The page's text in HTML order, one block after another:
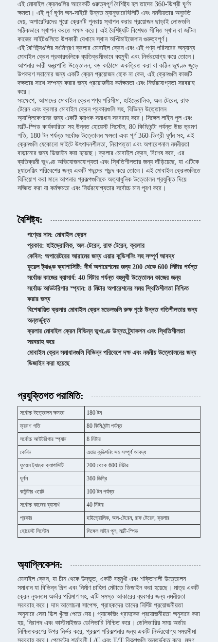
এই মোবাইল ক্রেনগুলির আরেকটি গুরুত্বপূর্ণ বৈশিষ্ট্য হল তাদের 360-ডিগ্রী ঘূর্ণন
ক্ষমতা। এই পূর্ণ ঘূর্ণন অন-সাইটে উন্নত ম্যানুভারেবিলিটি এবং নমনীয়তার অনুমতি
দেয়, অপারেটরদের পুরো ক্রেনটি পুনরায় স্থাপন করার প্রয়োজন ছাড়াই লোডগুলি
সঠিকভাবে স্থাপন করতে সক্ষম করে। এই বৈশিষ্ট্যটি বিশেষত সীমিত স্থান বা জটিল
কাজের সাইটগুলিতে উপকারী যেখানে স্থান অপ্টিমাইজেশান গুরুত্বপূর্ণ।
এই বৈশিষ্ট্যগুলির সংমিশ্রণ ক্রলার মোবাইল ক্রেন এবং এই পণ্য পরিসরের অন্যান্য
মোবাইল ক্রেন প্রকারগুলিকে ব্যতিক্রমীভাবে বহুমুখী এবং নির্ভরযোগ্য করে তোলে।
আপনার ভারী যন্ত্রপাতি উত্তোলন, বড় কাঠামো একত্রিত করা বা কঠিন ভূখণ্ড জুড়ে
উপকরণ সরানোর জন্য একটি ক্রেন প্রয়োজন হোক না কেন, এই ক্রেনগুলি কাজটি
দক্ষতার সাথে সম্পন্ন করার জন্য প্রয়োজনীয় কর্মক্ষমতা এবং নির্ভরযোগ্যতা সরবরাহ
করে।
সংক্ষেপে, আমাদের মোবাইল ক্রেন পণ্য পরিসীমা, হাইড্রোলিক, অল-টেরেন, রাফ
টেরেন এবং ক্রলার মোবাইল ক্রেন প্রকারগুলি সহ, বিভিন্ন উত্তোলন
অ্যাপ্লিকেশনের জন্য একটি ব্যাপক সমাধান সরবরাহ করে। সিঙ্গেল লাইন পুল এবং
মাল্টি-স্পিড কার্যকারিতা সহ উন্নত হোয়েস্ট সিস্টেম, 80 কিমি/ঘন্টা পর্যন্ত উচ্চ ভ্রমণ
গতি, 180 টন পর্যন্ত সর্বোচ্চ উত্তোলন ক্ষমতা এবং পূর্ণ 360-ডিগ্রী ঘূর্ণন সহ, এই
ক্রেনগুলি যেকোনো সাইটে উৎপাদনশীলতা, নিরাপত্তা এবং অপারেশনাল নমনীয়তা
বাড়ানোর জন্য ডিজাইন করা হয়েছে। ক্রলার মোবাইল ক্রেন, বিশেষ করে, এর
ব্যতিক্রমী ভূখণ্ড অভিযোজনযোগ্যতা এবং স্থিতিশীলতার জন্য দাঁড়িয়েছে, যা এটিকে
চ্যালেঞ্জিং পরিবেশের জন্য একটি পছন্দের পছন্দ করে তোলে। এই মোবাইল ক্রেনগুলিতে
বিনিয়োগ করা মানে আপনার প্রকল্পগুলিকে অত্যাধুনিক উত্তোলন প্রযুক্তি দিয়ে
সজ্জিত করা যা কর্মক্ষমতা এবং নির্ভরযোগ্যতার সর্বোচ্চ মান পূরণ করে।
বৈশিষ্ট্য:
পণ্যের নাম: মোবাইল ক্রেন
প্রকার: হাইড্রোলিক, অল-টেরেন, রাফ টেরেন, ক্রলার
কেবিন: অপারেটরের আরামের জন্য এয়ার কন্ডিশনিং সহ সম্পূর্ণ আবদ্ধ
ফুয়েল ট্যাঙ্ক ক্যাপাসিটি: দীর্ঘ অপারেশনের জন্য 200 থেকে 600 লিটার পর্যন্ত
সর্বোচ্চ কাজের ব্যাসার্ধ: 40 মিটার পর্যন্ত বহুমুখী উত্তোলন কাজের জন্য
সর্বোচ্চ আউটরিগার স্প্যান: 8 মিটার অপারেশনের সময় স্থিতিশীলতা নিশ্চিত
করার জন্য
বিশেষায়িত ক্রলার মোবাইল ক্রেন মডেলগুলি রুক্ষ পৃষ্ঠে উন্নত গতিশীলতার জন্য
অন্তর্ভুক্ত
ক্রলার মোবাইল ক্রেন বিভিন্ন ভূখণ্ডে উন্নত ট্র্যাকশন এবং স্থিতিশীলতা
সরবরাহ করে
মোবাইল ক্রেন সমাধানগুলি বিভিন্ন পরিবেশে দক্ষ এবং নমনীয় উত্তোলনের জন্য
ডিজাইন করা হয়েছে
প্রযুক্তিগত পরামিতি:
সর্বোচ্চ উত্তোলন ক্ষমতা
180 টন
ভ্রমণ গতি
80 কিমি/ঘন্টা পর্যন্ত
সর্বোচ্চ আউটরিগার স্প্যান
8 মিটার
কেবিন
এয়ার কন্ডিশনিং সহ সম্পূর্ণ আবদ্ধ
ফুয়েল ট্যাঙ্ক ক্যাপাসিটি
200 থেকে 600 লিটার
ঘূর্ণন
360 ডিগ্রি
কাউন্টার ওয়েট
100 টন পর্যন্ত
সর্বোচ্চ কাজের ব্যাসার্ধ
40 মিটার
প্রকার
হাইড্রোলিক, অল-টেরেন, রাফ টেরেন, ক্রলার
হোয়েস্ট সিস্টেম
সিঙ্গেল লাইন পুল, মাল্টি-স্পিড
অ্যাপ্লিকেশন:
মোবাইল ক্রেন, যা চীন থেকে উদ্ভূত, একটি বহুমুখী এবং শক্তিশালী উত্তোলন
সমাধান যা বিভিন্ন শিল্প এবং নির্মাণ চাহিদা মেটাতে ডিজাইন করা হয়েছে। মাত্র একটি
ক্রেন ন্যূনতম অর্ডার পরিমাণ সহ, এটি সমস্ত আকারের ব্যবসার জন্য নমনীয়তা
সরবরাহ করে। দাম আলোচনা সাপেক্ষ, গ্রাহকদের তাদের নির্দিষ্ট প্রয়োজনীয়তা
অনুসারে সেরা ডিল খুঁজে পেতে দেয়। প্যাকেজিং গ্রাহকের প্রয়োজনীয়তা অনুসারে করা
হয়, নিরাপদ এবং কাস্টমাইজড ডেলিভারি নিশ্চিত করে। ডেলিভারির সময় অর্ডার
নিশ্চিতকরণের উপর নির্ভর করে, প্রকল্প পরিকল্পনার জন্য একটি নির্ভরযোগ্য সময়সীমা
সরবরাহ করে। পেমেন্টের শর্তাবলী L/C এবং T/T বিকল্পগুলি অন্তর্ভুক্ত করে, মসৃণ